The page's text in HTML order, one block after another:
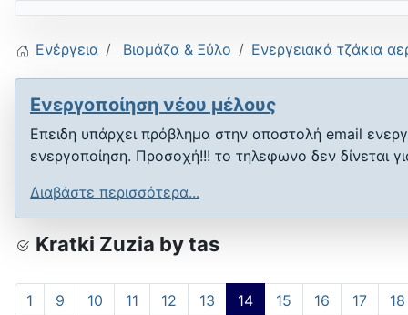
Ενέργεια Βιομάζα & Ξύλο Ενεργειακά τζάκια
Ενεργοποίηση νέου μέλους
Επειδη υπάρχει πρόβλημα στην αποστολή email
ενεργοποίηση. Προσοχή!!! το τηλεφωνο δεν δίνεται
Διαβάστε περισσότερα...
Kratki Zuzia by tas
1 9 10 11 12 13 14 15 16 17 18